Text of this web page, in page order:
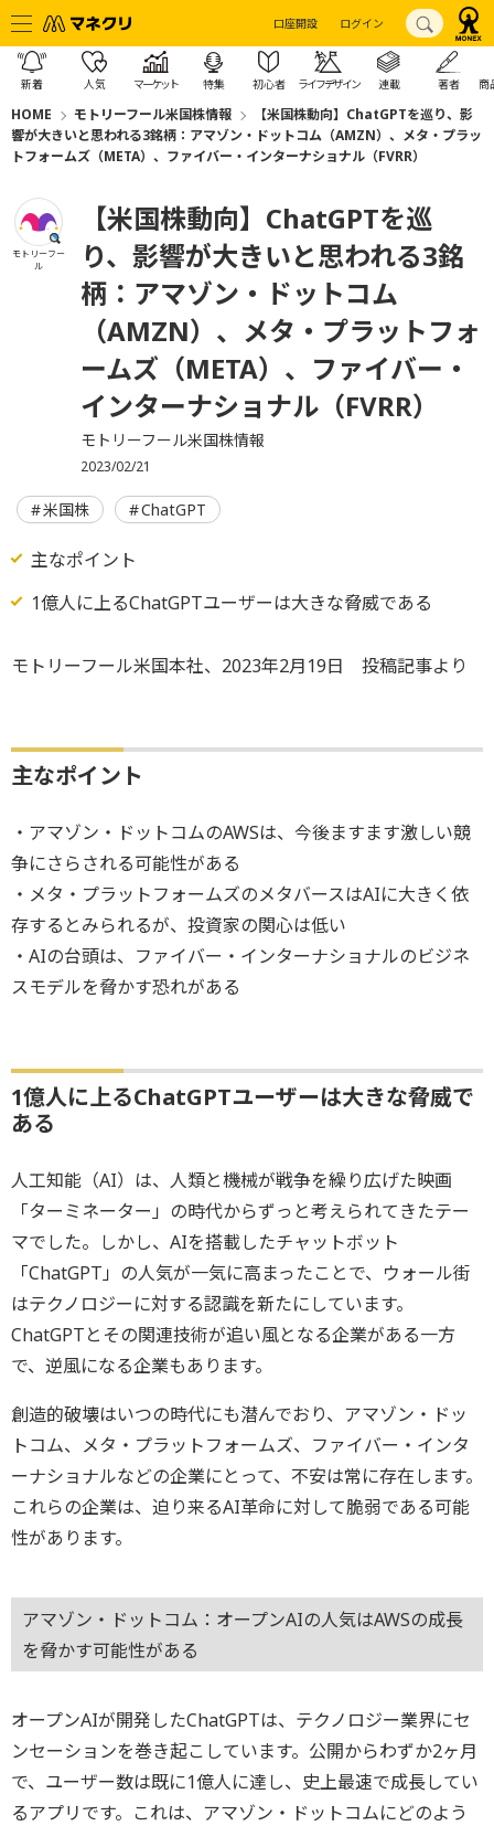
口座開設 ログイン
新着 人気 マーケット 特集 初心者 ライフデザイン 連載 著者 商
HOME モトリーフール米国株情報
【米国株動向】ChatGPTを巡り、影
響が大きいと思われる3銘柄：アマゾン・ドットコム（AMZN）、メタ・プラッ
トフォームズ（META）、ファイバー・インターナショナル（FVRR）
モトリーフー
ル
【米国株動向】ChatGPTを巡
り、影響が大きいと思われる3銘
柄：アマゾン・ドットコム
（AMZN）、メタ・プラットフォ
ームズ（META）、ファイバー・
インターナショナル（FVRR）
モトリーフール米国株情報
2023/02/21
米国株 ChatGPT
主なポイント
1億人に上るChatGPTユーザーは大きな脅威である
モトリーフール米国本社、2023年2月19日 投稿記事より
主なポイント
・アマゾン・ドットコムのAWSは、今後ますます激しい競
争にさらされる可能性がある
・メタ・プラットフォームズのメタバースはAIに大きく依
存するとみられるが、投資家の関心は低い
・AIの台頭は、ファイバー・インターナショナルのビジネ
スモデルを脅かす恐れがある
1億人に上るChatGPTユーザーは大きな脅威で
ある
人工知能（AI）は、人類と機械が戦争を繰り広げた映画
「ターミネーター」の時代からずっと考えられてきたテー
マでした。しかし、AIを搭載したチャットボット
「ChatGPT」の人気が一気に高まったことで、ウォール街
はテクノロジーに対する認識を新たにしています。
ChatGPTとその関連技術が追い風となる企業がある一方
で、逆風になる企業もあります。
創造的破壊はいつの時代にも潜んでおり、アマゾン・ドッ
トコム、メタ・プラットフォームズ、ファイバー・インタ
ーナショナルなどの企業にとって、不安は常に存在します。
これらの企業は、迫り来るAI革命に対して脆弱である可能
性があります。
アマゾン・ドットコム：オープンAIの人気はAWSの成長
を脅かす可能性がある
オープンAIが開発したChatGPTは、テクノロジー業界にセ
ンセーションを巻き起こしています。公開からわずか2ヶ月
で、ユーザー数は既に1億人に達し、史上最速で成長してい
るアプリです。これは、アマゾン・ドットコムにどのよう